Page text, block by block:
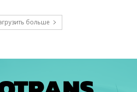
больше